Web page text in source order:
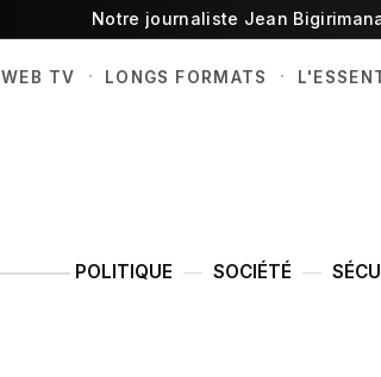
Notre journaliste Jean
WEB TV · LONGS FORMATS ·
POLITIQUE SOCIÉTÉ